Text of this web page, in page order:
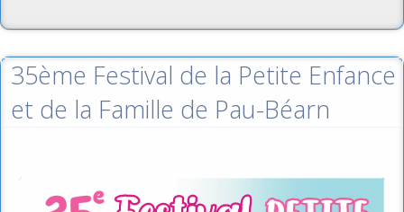
35ème Festival de la Petite Enfance
et de la Famille de Pau-Béarn